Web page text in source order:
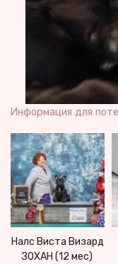
Информация для
Налс Виста Визард
ЗОХАН (12 мес)